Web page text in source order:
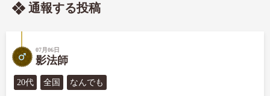
通報する投稿
07月06日
影法師
20代 全国 なんでも